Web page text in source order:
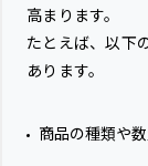
高まります。
たとえば、以下
あります。
商品の種類や